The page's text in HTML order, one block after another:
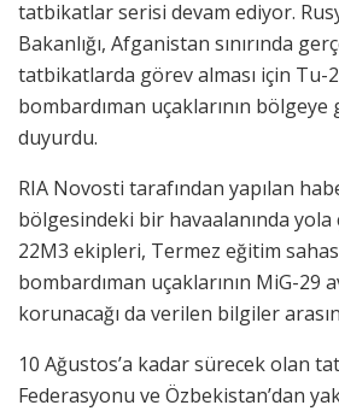
tatbikatlar serisi devam ediyor.
Bakanlığı, Afganistan sınırında
tatbikatlarda görev alması için Tu-
bombardıman uçaklarının
duyurdu.
RIA Novosti tarafından yapılan
bölgesindeki bir havaalanında yola
22M3 ekipleri, Termez eğitim
bombardıman uçaklarının MiG-29
korunacağı da verilen bilgiler
10 Ağustos’a kadar sürecek olan
Federasyonu ve Özbekistan’dan